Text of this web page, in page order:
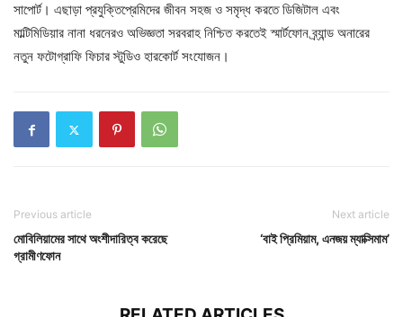
সাপোর্ট। এছাড়া প্রযুক্তিপ্রেমিদের জীবন সহজ ও সমৃদ্ধ করতে ডিজিটাল এবং
মাল্টিমিডিয়ার নানা ধরনেরও অভিজ্ঞতা সরবরাহ নিশ্চিত করতেই স্মার্টফোন ব্র্যান্ড অনারের
নতুন ফটোগ্রাফি ফিচার স্টুডিও হারকোর্ট সংযোজন।
Previous article
মোবিলিয়ামের সাথে অংশীদারিত্ব করেছে
গ্রামীণফোন
Next article
‘বাই প্রিমিয়াম, এনজয় ম্যাক্সিমাম’